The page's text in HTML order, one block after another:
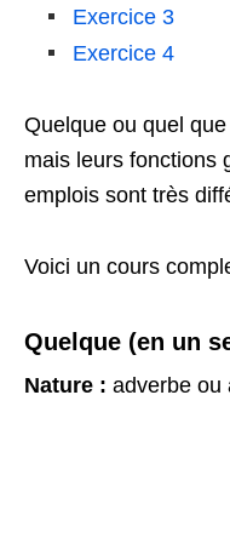
Exercice 3
Exercice 4
Quelque ou quel
mais leurs fonctions
emplois sont très
Voici un cours
Quelque (en un
Nature : adverbe ou